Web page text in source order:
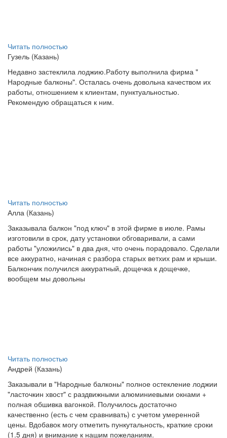
Читать полностью
Гузель (Казань)
Недавно застеклила лоджию.Работу выполнила фирма "
Народные балконы". Осталась очень довольна качеством их
работы, отношением к клиентам, пунктуальностью.
Рекомендую обращаться к ним.
Читать полностью
Алла (Казань)
Заказывала балкон "под ключ" в этой фирме в июле. Рамы
изготовили в срок, дату установки обговаривали, а сами
работы "уложились" в два дня, что очень порадовало. Сделали
все аккуратно, начиная с разбора старых ветхих рам и крыши.
Балкончик получился аккуратный, дощечка к дощечке,
вообщем мы довольны
Читать полностью
Андрей (Казань)
Заказывали в "Народные балконы" полное остекление лоджии
"ласточкин хвост" с раздвижными алюминиевыми окнами +
полная обшивка вагонкой. Получилось достаточно
качественно (есть с чем сравнивать) с учетом умеренной
цены. Вдобавок могу отметить пункутальность, краткие сроки
(1.5 дня) и внимание к нашим пожеланиям.